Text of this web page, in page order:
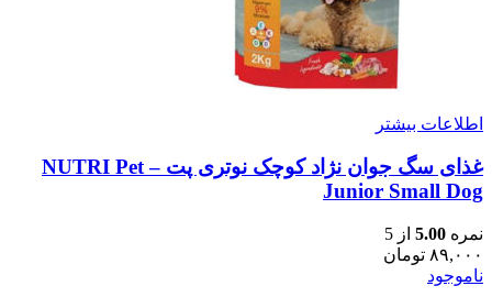
اطلاعات بیشتر
غذای سگ جوان نژاد کوچک نوتری پت – NUTRI Pet
Junior Small Dog
نمره 5.00 از 5
۸۹,۰۰۰ تومان
ناموجود